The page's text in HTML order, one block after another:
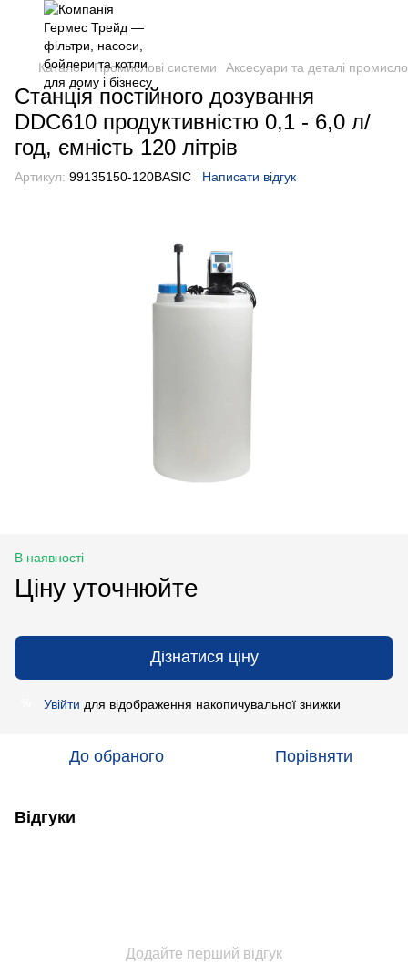
Каталог Промислові системи Аксесуари та деталі
Станція постійного дозування
DDC610 продуктивністю 0,1 - 6,0 л/
год, ємність 120 літрів
Артикул: 99135150-120BASIC Написати відгук
В наявності
Ціну уточнюйте
Дізнатися ціну
Увійти для відображення накопичувальної знижки
До обраного Порівняти
Відгуки
Додайте перший відгук